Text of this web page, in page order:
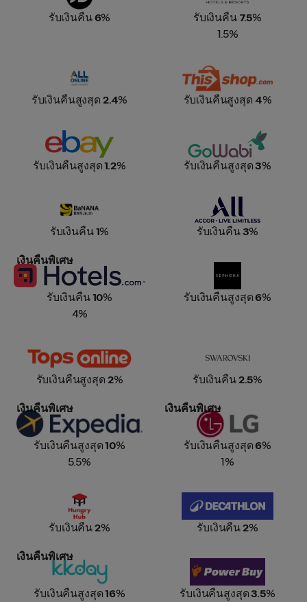
รับเงินคืน6% รับเงินคืน 7.5%
1.5%
รับเงินคืนสูงสุด 2.4% รับเงินคืนสูงสุด 4%
รับเงินคืนสูงสุด1.2% รับเงินคืนสูงสุด3%
รับเงินคืน1%
Accor Live Limitless
รับเงินคืน3%
Hotels.com
เงินคืนพิเศษ
รับเงินคืน10%
4%
รับเงินคืนสูงสุด6%
รับเงินคืนสูงสุด 2% รับเงินคืน2.5%
Expedia
เงินคืนพิเศษ
รับเงินคืนสูงสุด10%
5.5%
LG Thailand
เงินคืนพิเศษ
รับเงินคืนสูงสุด6%
1%
รับเงินคืน2%
Decathlon
รับเงินคืน2%
KKday
เงินคืนพิเศษ
รับเงินคืนสูงสุด16%
Power Buy
รับเงินคืนสูงสุด3.5%